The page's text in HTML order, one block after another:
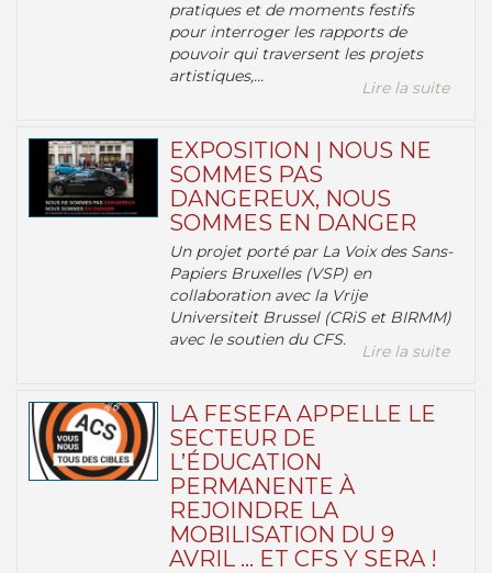
pratiques et de moments festifs
pour interroger les rapports de
pouvoir qui traversent les projets
artistiques,...
Lire la suite
EXPOSITION | NOUS NE
SOMMES PAS
DANGEREUX, NOUS
SOMMES EN DANGER
Un projet porté par La Voix des Sans-
Papiers Bruxelles (VSP) en
collaboration avec la Vrije
Universiteit Brussel (CRiS et BIRMM)
avec le soutien du CFS.
Lire la suite
LA FESEFA APPELLE LE
SECTEUR DE
L’ÉDUCATION
PERMANENTE À
REJOINDRE LA
MOBILISATION DU 9
AVRIL … ET CFS Y SERA !